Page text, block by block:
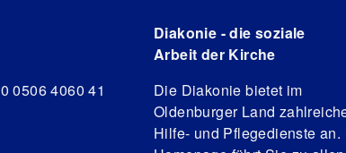
0506 4060 41
Diakonie - die soziale
Arbeit der Kirche
Die Diakonie bietet im
Oldenburger Land
Hilfe- und Pflegedienste an.